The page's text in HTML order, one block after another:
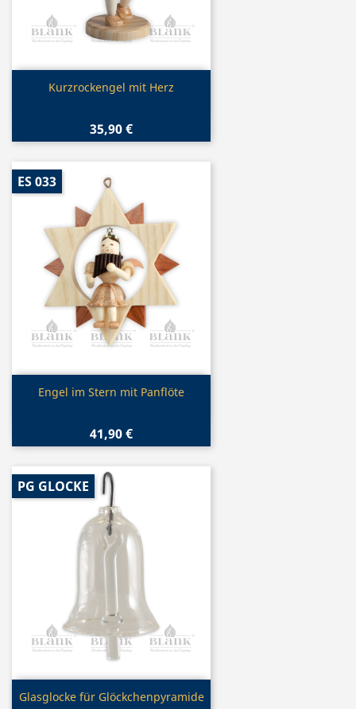
Vorschau
Kurzrockengel mit Herz
35,90 €
Vorschau
Engel im Stern mit Panflöte
41,90 €
ES 033
Vorschau
Glasglocke für Glöckchenpyramide
PG GLOCKE